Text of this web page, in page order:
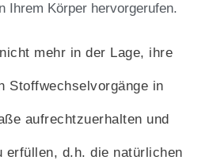
Ihrem Körper hervorgerufen.
mehr in der Lage, ihre
Stoffwechselvorgänge in
aufrechtzuerhalten und
erfüllen, d.h. die natürlichen